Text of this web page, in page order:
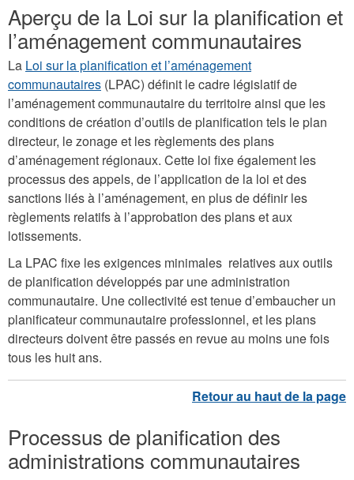
Aperçu de la Loi sur la planification et
l’aménagement communautaires
La Loi sur la planification et l’aménagement
communautaires (LPAC) définit le cadre législatif de
l’aménagement communautaire du territoire ainsi que les
conditions de création d’outils de planification tels le plan
directeur, le zonage et les règlements des plans
d’aménagement régionaux. Cette loi fixe également les
processus des appels, de l’application de la loi et des
sanctions liés à l’aménagement, en plus de définir les
règlements relatifs à l’approbation des plans et aux
lotissements.
La LPAC fixe les exigences minimales relatives aux outils
de planification développés par une administration
communautaire. Une collectivité est tenue d’embaucher un
planificateur communautaire professionnel, et les plans
directeurs doivent être passés en revue au moins une fois
tous les huit ans.
Processus de planification des
administrations communautaires